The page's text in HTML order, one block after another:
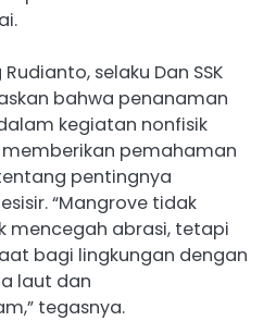
selaku Dan SSK
bahwa penanaman
kegiatan nonfisik
pemahaman
pentingnya
“Mangrove tidak
mencegah abrasi, tetapi
bagi lingkungan dengan
laut dan
tegasnya.